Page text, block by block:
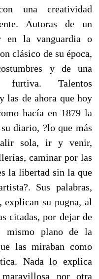
una creatividad
Autoras de un
en la vanguardia o
clásico de su época,
y de una
Talentos
las de ahora que hoy
hacía en 1879 la
diario, ?lo que más
sola, ir y venir,
caminar por las
la libertad sin la que
Sus palabras,
explican su pugna, al
citadas, por dejar de
mismo plano de la
las miraban como
Nada lo explica
por otra